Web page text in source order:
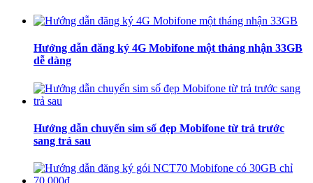
Hướng dẫn đăng ký 4G Mobifone một tháng nhận 33GB
dễ dàng
Hướng dẫn chuyển sim số đẹp Mobifone từ trả trước
sang trả sau